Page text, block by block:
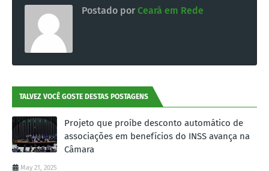
Postado por Ceará em Rede
TALVEZ VOCÊ GOSTE DESTAS POSTAGENS
Projeto que proíbe desconto automático de
associações em benefícios do INSS avança na
Câmara
May 21, 2025